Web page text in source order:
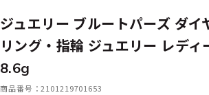
ジュエリー ブルートパーズ ダイ
リング・指輪 ジュエリー レディ
8.6g
商品番号：2101219701653